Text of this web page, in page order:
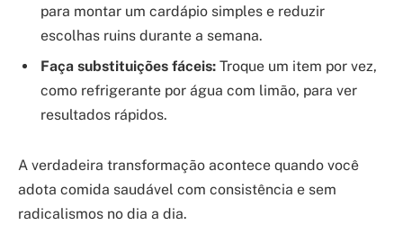
para montar um cardápio simples e reduzir
escolhas ruins durante a semana.
Faça substituições fáceis: Troque um item por vez,
como refrigerante por água com limão, para ver
resultados rápidos.
A verdadeira transformação acontece quando você
adota comida saudável com consistência e sem
radicalismos no dia a dia.